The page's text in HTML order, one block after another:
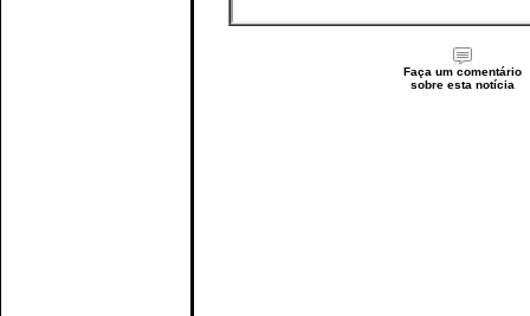
Faça um comentário
sobre esta notícia